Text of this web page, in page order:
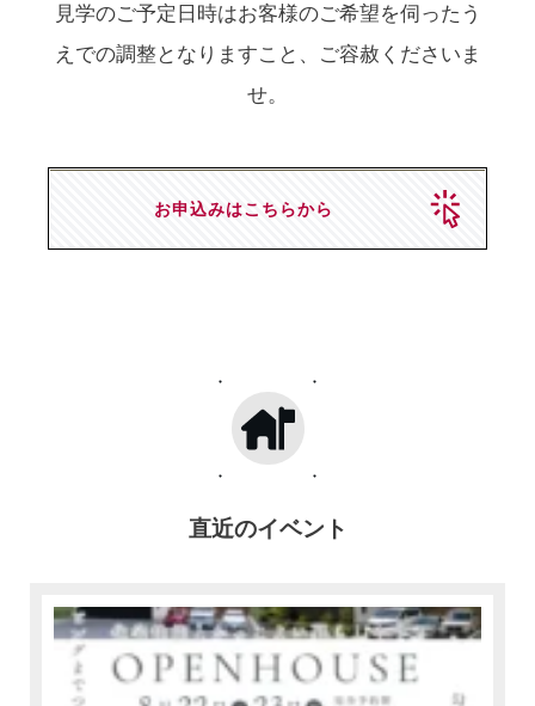
見学のご予定日時はお客様のご希望を伺ったう
えでの調整となりますこと、ご容赦くださいま
せ。
お申込みはこちらから
直近のイベント